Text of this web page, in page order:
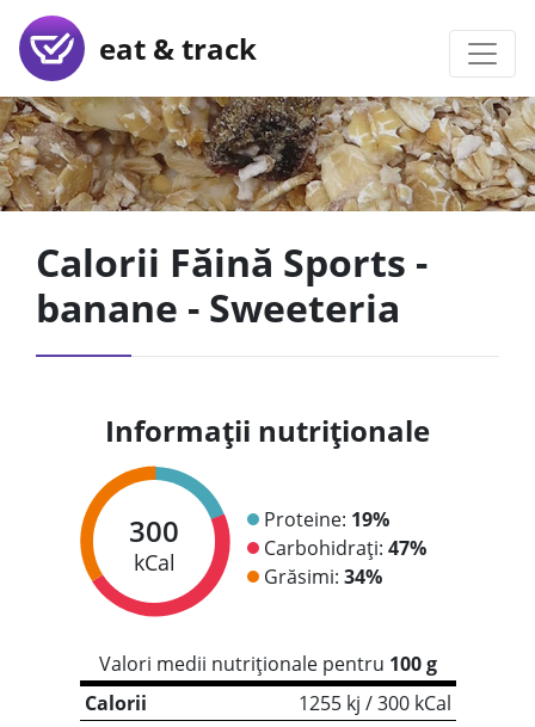
eat & track
Calorii Făină Sports -
banane - Sweeteria
Informații nutriționale
300
kCal
Proteine: 19%
Carbohidrați: 47%
Grăsimi: 34%
Valori medii nutriționale pentru 100 g
Calorii
1255 kj / 300 kCal